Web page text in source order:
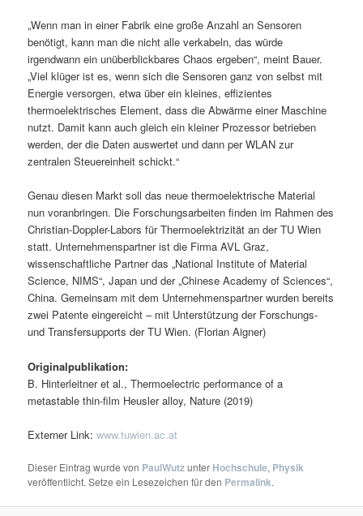
„Wenn man in einer Fabrik eine große Anzahl an Sensoren
benötigt, kann man die nicht alle verkabeln, das würde
irgendwann ein unüberblickbares Chaos ergeben“, meint Bauer.
„Viel klüger ist es, wenn sich die Sensoren ganz von selbst mit
Energie versorgen, etwa über ein kleines, effizientes
thermoelektrisches Element, dass die Abwärme einer Maschine
nutzt. Damit kann auch gleich ein kleiner Prozessor betrieben
werden, der die Daten auswertet und dann per WLAN zur
zentralen Steuereinheit schickt.“
Genau diesen Markt soll das neue thermoelektrische Material
nun voranbringen. Die Forschungsarbeiten finden im Rahmen des
Christian-Doppler-Labors für Thermoelektrizität an der TU Wien
statt. Unternehmenspartner ist die Firma AVL Graz,
wissenschaftliche Partner das „National Institute of Material
Science, NIMS“, Japan und der „Chinese Academy of Sciences“,
China. Gemeinsam mit dem Unternehmenspartner wurden bereits
zwei Patente eingereicht – mit Unterstützung der Forschungs-
und Transfersupports der TU Wien. (Florian Aigner)
Originalpublikation:
B. Hinterleitner et al., Thermoelectric performance of a
metastable thin-film Heusler alloy, Nature (2019)
Externer Link:www.tuwien.ac.at
Dieser Eintrag wurde von PaulWutzunter Hochschule, Physik
veröffentlicht. Setze ein Lesezeichen für den Permalink.